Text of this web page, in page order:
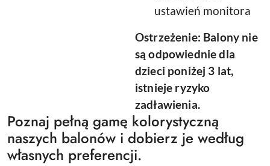
ustawień monitora
Ostrzeżenie: Balony nie
są odpowiednie dla
dzieci poniżej 3 lat,
istnieje ryzyko
zadławienia.
Poznaj pełną gamę kolorystyczną
naszych balonów i dobierz je według
własnych preferencji.